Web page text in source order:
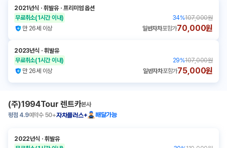
2021년식 ㆍ휘발유ㆍ프리미엄 옵션
무료취소(1시간 이내) 34%107,000원
만 26세 이상
일반자차포함가70,000원
2023년식 ㆍ휘발유
무료취소(1시간 이내) 29%107,000원
만 26세 이상
일반자차포함가75,000원
(주)1994Tour 렌트카본사
평점 4.9예약수 50+자차플러스+ 배달가능
2022년식 ㆍ휘발유